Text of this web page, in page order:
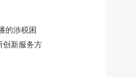
的涉税困
创新服务方